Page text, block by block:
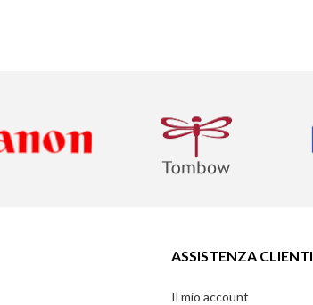
ASSISTENZA CLIENTI
Il mio account